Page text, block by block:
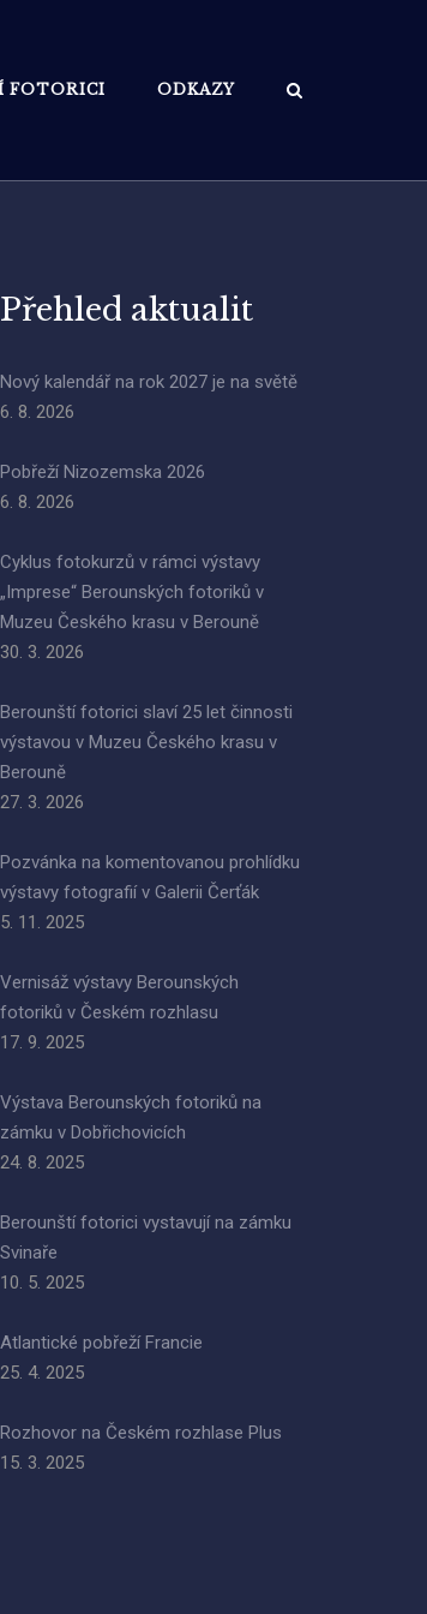
FOTORICI ODKAZY
Přehled aktualit
Nový kalendář na rok 2027 je na světě
6. 8. 2026
Pobřeží Nizozemska 2026
6. 8. 2026
Cyklus fotokurzů v rámci výstavy
„Imprese“ Berounských fotoriků v
Muzeu Českého krasu v Berouně
30. 3. 2026
Berounští fotorici slaví 25 let činnosti
výstavou v Muzeu Českého krasu v
Berouně
27. 3. 2026
Pozvánka na komentovanou prohlídku
výstavy fotografií v Galerii Čerťák
5. 11. 2025
Vernisáž výstavy Berounských
fotoriků v Českém rozhlasu
17. 9. 2025
Výstava Berounských fotoriků na
zámku v Dobřichovicích
24. 8. 2025
Berounští fotorici vystavují na zámku
Svinaře
10. 5. 2025
Atlantické pobřeží Francie
25. 4. 2025
Rozhovor na Českém rozhlase Plus
15. 3. 2025